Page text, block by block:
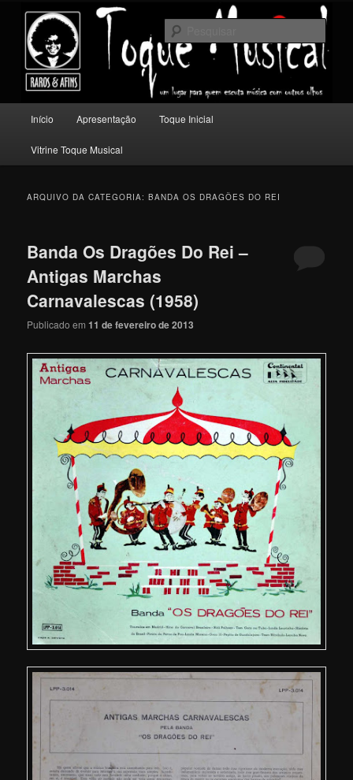
conteúdo
principal
conteúdo
secundário
Toque Musical
Um lugar para quem escuta música com outros olhos.
principal
Início Apresentação Toque Inicial
Vitrine Toque Musical
ARQUIVO DA CATEGORIA:BANDA OS DRAGÕES DO REI
Banda Os Dragões Do Rei –
Antigas Marchas
Carnavalescas (1958)
Publicado em11 de fevereiro de 2013